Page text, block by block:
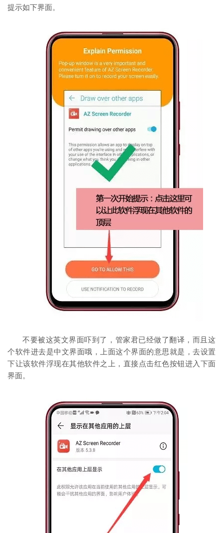
提示如下界面。
不要被这英文界面吓到了，管家君已经做了翻译，而且这
个软件进去是中文界面哦，上面这个界面的意思就是，去设置
下让该软件浮现在其他软件之上，直接点击红色按钮进入下面
界面。